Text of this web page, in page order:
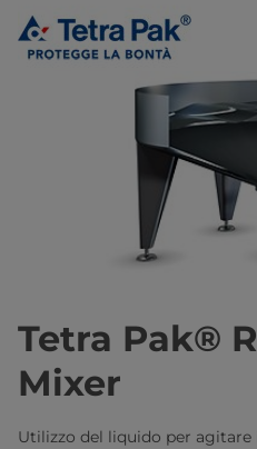
Tetra Pak®
Mixer
Utilizzo del liquido per